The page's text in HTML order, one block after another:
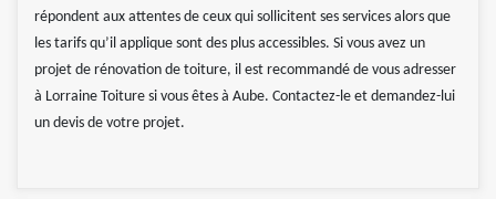
répondent aux attentes de ceux qui sollicitent ses services alors que
les tarifs qu’il applique sont des plus accessibles. Si vous avez un
projet de rénovation de toiture, il est recommandé de vous adresser
à Lorraine Toiture si vous êtes à Aube. Contactez-le et demandez-lui
un devis de votre projet.